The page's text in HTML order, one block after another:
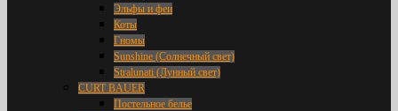
Эльфы и феи
Коты
Гномы
Sunshine (Солнечный свет)
Stralunati (Лунный свет)
CURT BAUER
Постельное белье